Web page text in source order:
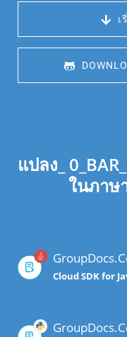
เ
แปลง_
ในภาษ
Cloud SDK for